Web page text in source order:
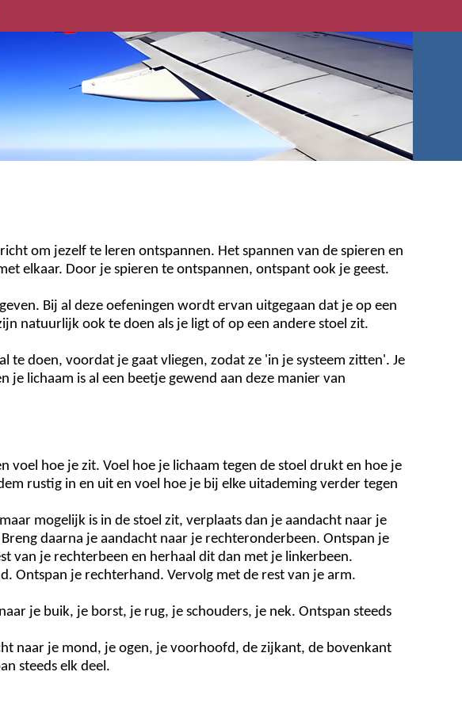
om jezelf te leren ontspannen. Het spannen van de spieren en
elkaar. Door je spieren te ontspannen, ontspant ook je geest.
Bij al deze oefeningen wordt ervan uitgegaan dat je op een
natuurlijk ook te doen als je ligt of op een andere stoel zit.
te doen, voordat je gaat vliegen, zodat ze 'in je systeem zitten'. Je
je lichaam is al een beetje gewend aan deze manier van
voel hoe je zit. Voel hoe je lichaam tegen de stoel drukt en hoe je
rustig in en uit en voel hoe je bij elke uitademing verder tegen
mogelijk is in de stoel zit, verplaats dan je aandacht naar je
daarna je aandacht naar je rechteronderbeen. Ontspan je
van je rechterbeen en herhaal dit dan met je linkerbeen.
Ontspan je rechterhand. Vervolg met de rest van je arm.
je buik, je borst, je rug, je schouders, je nek. Ontspan steeds
naar je mond, je ogen, je voorhoofd, de zijkant, de bovenkant
steeds elk deel.